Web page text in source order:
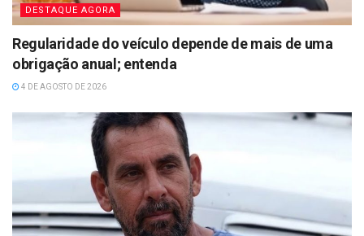
DESTAQUE AGORA
Regularidade do veículo depende de mais de uma
obrigação anual; entenda
4 DE AGOSTO DE 2026